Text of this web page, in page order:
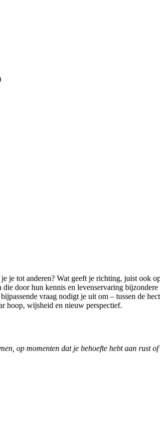
je tot anderen? Wat geeft je richting, juist
door hun kennis en levenservaring
vraag nodigt je uit om – tussen de
hoop, wijsheid en nieuw perspectief.
op momenten dat je behoefte hebt aan rust